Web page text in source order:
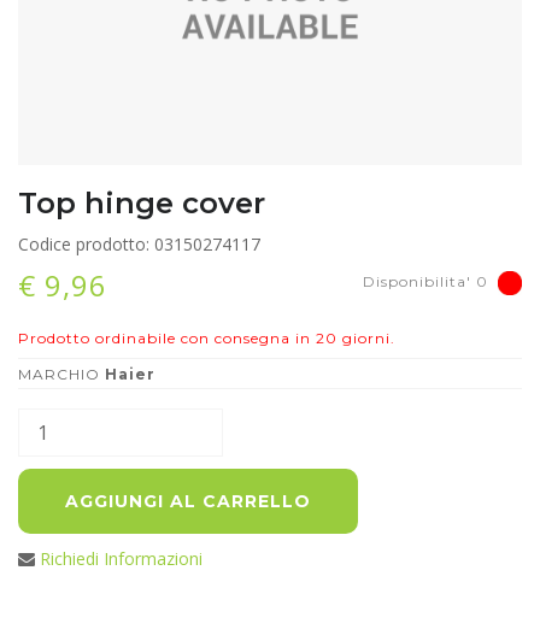
Top hinge cover
Codice prodotto: 03150274117
€ 9,96 Disponibilita' 0
Prodotto ordinabile con consegna in 20 giorni.
MARCHIO Haier
AGGIUNGI AL CARRELLO
Richiedi Informazioni